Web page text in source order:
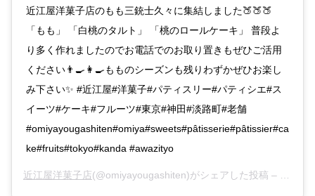
近江屋洋菓子店のもも三銃士久々に集結しました🍑🍑🍑
「もも」 「白桃のタルト」 「桃のロールケーキ」 普段よ
り多く作れましたのでお電話でのお取り置きもぜひご活用
ください👨‍🍳👩‍🍳もものシーズンも残りわずかぜひお楽し
み下さい✨ #近江屋#洋菓子#パティスリー#パティシエ#ス
イーツ#ケーキ#フルーツ#東京#神田#淡路町#老舗
#omiyayougashiten#omiya#sweets#pâtisserie#pâtissier#ca
ke#fruits#tokyo#kanda #awazityo
近江屋洋菓子店(@omiyayougashiten)がシェアした投稿 –